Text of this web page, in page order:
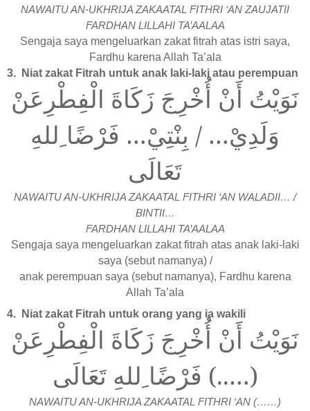
NAWAITU AN-UKHRIJA ZAKAATAL FITHRI ‘AN ZAUJATII
FARDHAN LILLAHI TA’AALAA
Sengaja saya mengeluarkan zakat fitrah atas istri saya,
Fardhu karena Allah Ta’ala
3.
Niat zakat Fitrah untuk anak laki-laki atau perempuan
نَوَيْتُ أَنْ أُخْرِجَ زَكَاةَ الْفِطْرِعَنْ
وَلَدِيْ… / بِنْتِيْ… فَرْضًا ِللهِ
تَعَالَى
NAWAITU AN-UKHRIJA ZAKAATAL FITHRI ‘AN WALADII… /
BINTII…
FARDHAN LILLAHI TA’AALAA
Sengaja saya mengeluarkan zakat fitrah atas anak laki-laki
saya (sebut namanya) /
anak perempuan saya (sebut namanya), Fardhu karena
Allah Ta’ala
4.
Niat zakat Fitrah untuk orang yang ia wakili
نَوَيْتُ أَنْ أُخْرِجَ زَكَاةَ الْفِطْرِعَنْ
(…..) فَرْضًا ِللهِ تَعَالَى
NAWAITU AN-UKHRIJA ZAKAATAL FITHRI ‘AN (……)